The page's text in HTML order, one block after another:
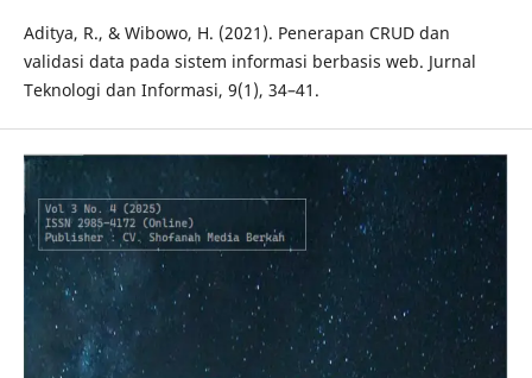
Aditya, R., & Wibowo, H. (2021). Penerapan CRUD dan
validasi data pada sistem informasi berbasis web. Jurnal
Teknologi dan Informasi, 9(1), 34–41.